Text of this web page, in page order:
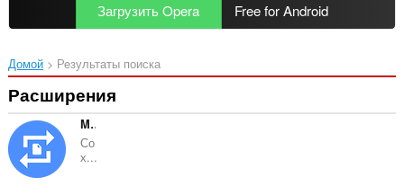
Загрузить Opera Free for Android
Домой Результаты поиска
Расширения
MConverter - File Converter
Со
х...